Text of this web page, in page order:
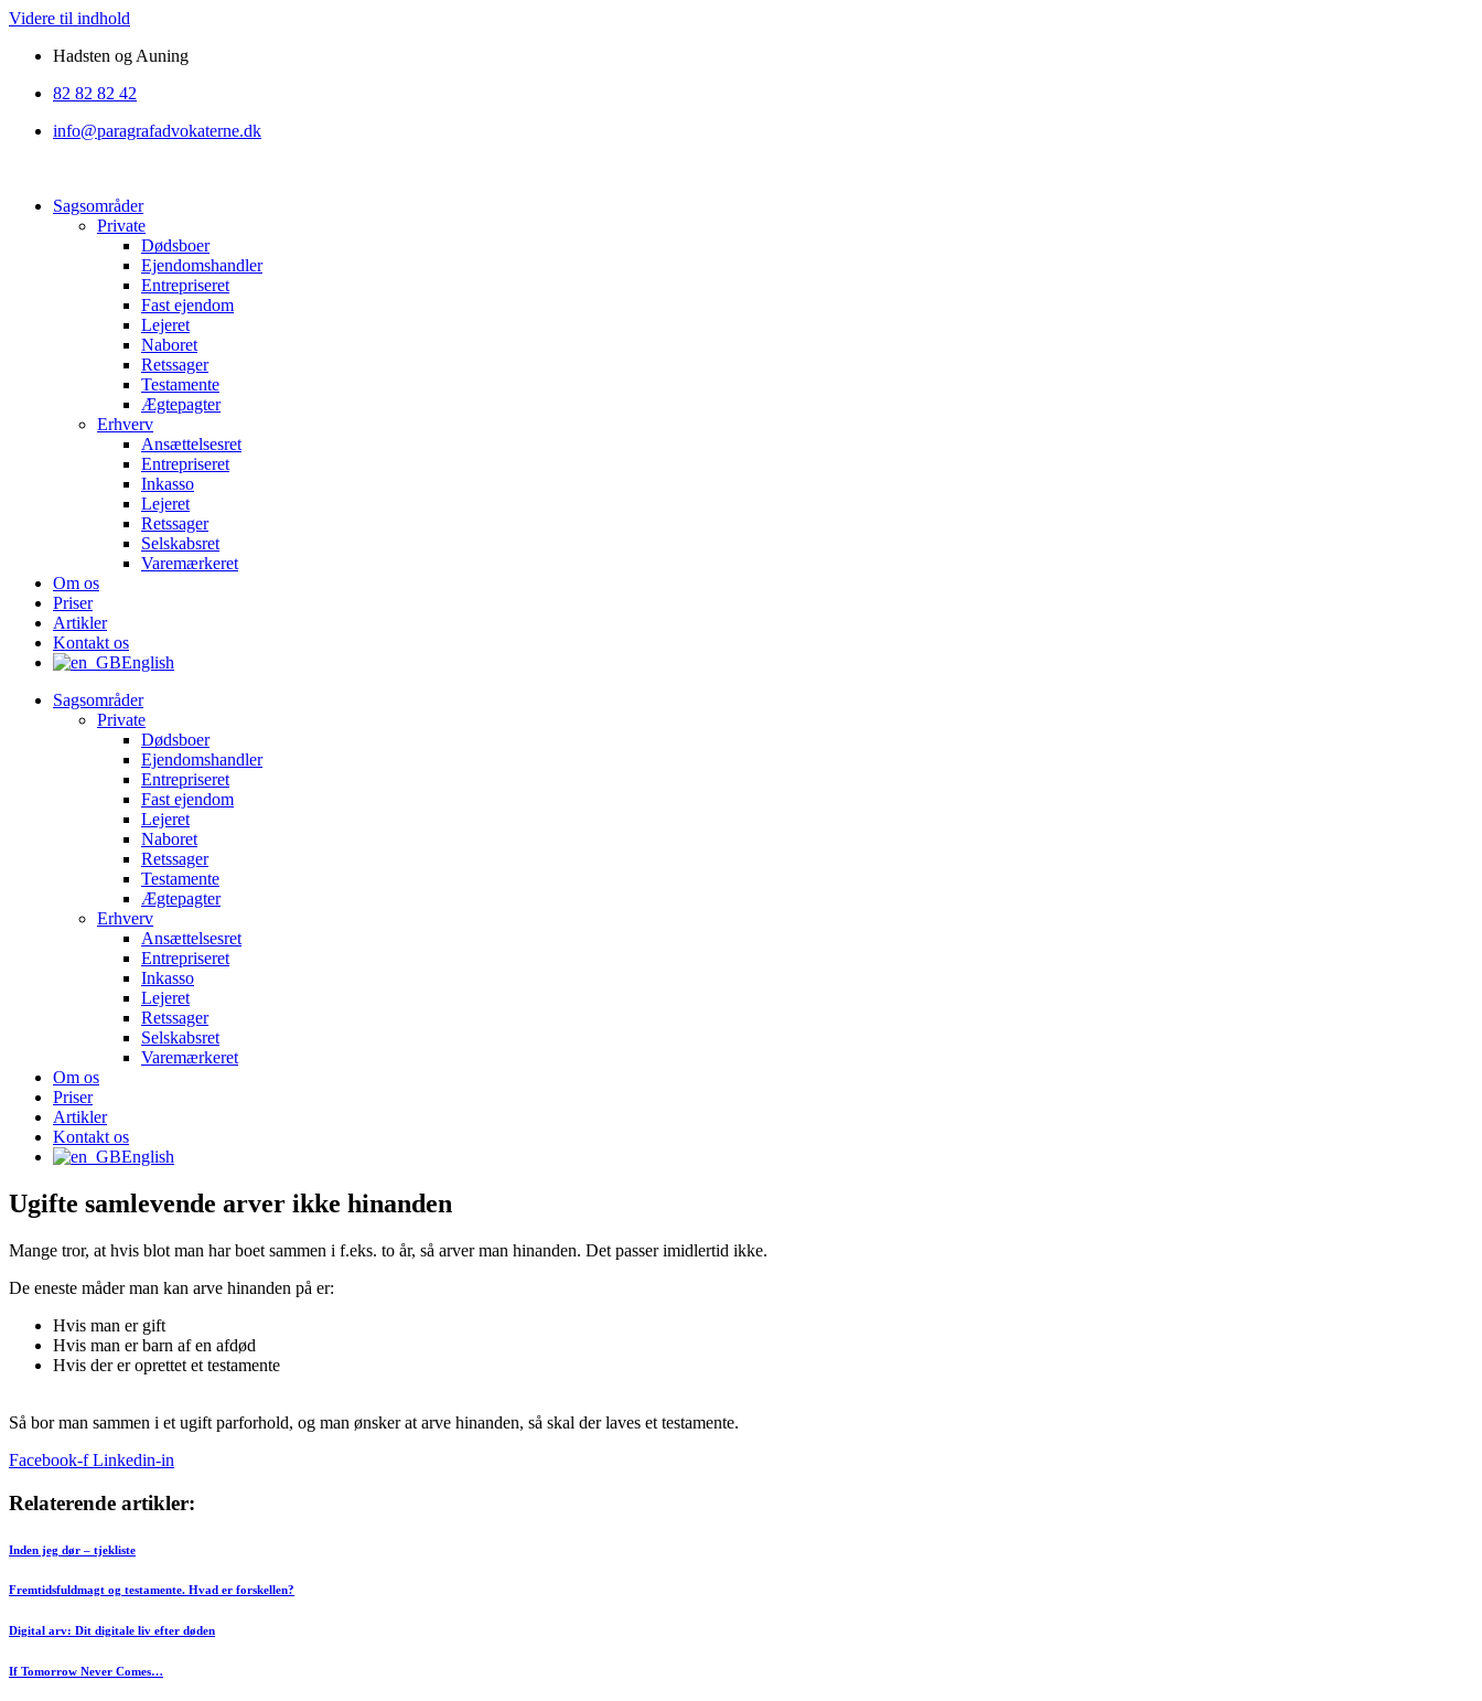
Videre til indhold
Hadsten og Auning
82 82 82 42
info@paragrafadvokaterne.dk
Sagsområder
Private
Dødsboer
Ejendomshandler
Entrepriseret
Fast ejendom
Lejeret
Naboret
Retssager
Testamente
Ægtepagter
Erhverv
Ansættelsesret
Entrepriseret
Inkasso
Lejeret
Retssager
Selskabsret
Varemærkeret
Om os
Priser
Artikler
Kontakt os
English
Sagsområder
Private
Dødsboer
Ejendomshandler
Entrepriseret
Fast ejendom
Lejeret
Naboret
Retssager
Testamente
Ægtepagter
Erhverv
Ansættelsesret
Entrepriseret
Inkasso
Lejeret
Retssager
Selskabsret
Varemærkeret
Om os
Priser
Artikler
Kontakt os
English
Ugifte samlevende arver ikke hinanden
Mange tror, at hvis blot man har boet sammen i f.eks. to år, så arver man hinanden. Det passer imidlertid ikke.
De eneste måder man kan arve hinanden på er:
Hvis man er gift
Hvis man er barn af en afdød
Hvis der er oprettet et testamente
Så bor man sammen i et ugift parforhold, og man ønsker at arve hinanden, så skal der laves et testamente.
Facebook-f Linkedin-in
Relaterende artikler:
Inden jeg dør – tjekliste
Fremtidsfuldmagt og testamente. Hvad er forskellen?
Digital arv: Dit digitale liv efter døden
If Tomorrow Never Comes…